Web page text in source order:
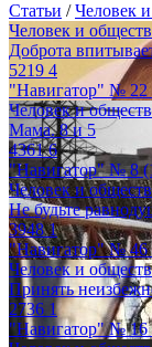
Статьи /Человек
Человек и
Доброта
5219 4
"Навигатор" № 22
Человек и
Мама. 8 и 5
43616
"Навигатор" № 8
Человек и
Не будьте
39481
"Навигатор" № 46
Человек и
Принять
2736 1
"Навигатор" № 16